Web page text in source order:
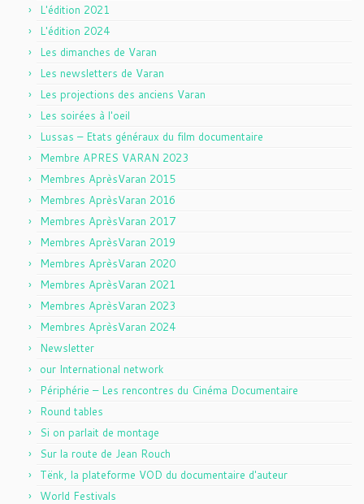
L'édition 2021
L'édition 2024
Les dimanches de Varan
Les newsletters de Varan
Les projections des anciens Varan
Les soirées à l'oeil
Lussas – Etats généraux du film documentaire
Membre APRES VARAN 2023
Membres AprèsVaran 2015
Membres AprèsVaran 2016
Membres AprèsVaran 2017
Membres AprèsVaran 2019
Membres AprèsVaran 2020
Membres AprèsVaran 2021
Membres AprèsVaran 2023
Membres AprèsVaran 2024
Newsletter
our International network
Périphérie – Les rencontres du Cinéma Documentaire
Round tables
Si on parlait de montage
Sur la route de Jean Rouch
Tënk, la plateforme VOD du documentaire d'auteur
World Festivals